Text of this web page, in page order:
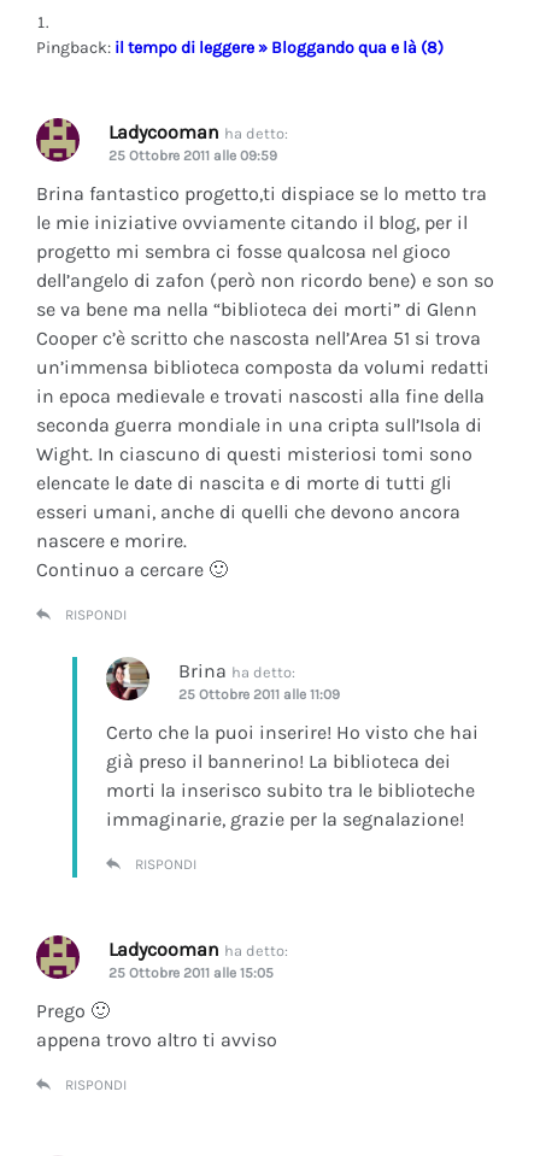
Pingback: il tempo di leggere » Bloggando qua e là (8)
Ladycooman ha detto:
25 Ottobre 2011 alle 09:59
Brina fantastico progetto,ti dispiace se lo metto tra
le mie iniziative ovviamente citando il blog, per il
progetto mi sembra ci fosse qualcosa nel gioco
dell’angelo di zafon (però non ricordo bene) e son so
se va bene ma nella “biblioteca dei morti” di Glenn
Cooper c’è scritto che nascosta nell’Area 51 si trova
un’immensa biblioteca composta da volumi redatti
in epoca medievale e trovati nascosti alla fine della
seconda guerra mondiale in una cripta sull’Isola di
Wight. In ciascuno di questi misteriosi tomi sono
elencate le date di nascita e di morte di tutti gli
esseri umani, anche di quelli che devono ancora
nascere e morire.
Continuo a cercare 🙂
RISPONDI
Brina ha detto:
25 Ottobre 2011 alle 11:09
Certo che la puoi inserire! Ho visto che hai
già preso il bannerino! La biblioteca dei
morti la inserisco subito tra le biblioteche
immaginarie, grazie per la segnalazione!
RISPONDI
Ladycooman ha detto:
25 Ottobre 2011 alle 15:05
Prego 🙂
appena trovo altro ti avviso
RISPONDI